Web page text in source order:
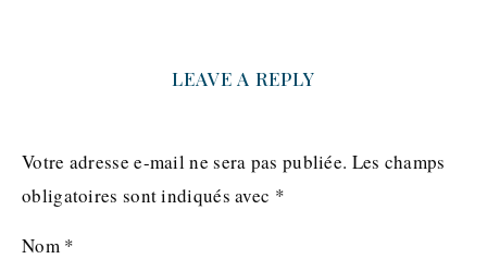
LEAVE A REPLY
Votre adresse e-mail ne sera pas publiée. Les champs
obligatoires sont indiqués avec *
Nom *